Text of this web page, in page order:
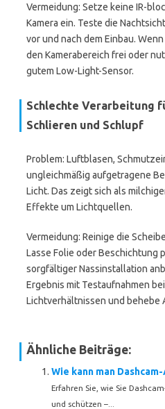
Vermeidung: Setze keine IR-
Kamera ein. Teste die
vor und nach dem Einbau.
den Kamerabereich frei oder
gutem Low-Light-Sensor.
Schlechte Verarbeitung
Schlieren und Schlupf
Problem: Luftblasen,
ungleichmäßig aufgetragene
Licht. Das zeigt sich als
Effekte um Lichtquellen.
Vermeidung: Reinige die
Lasse Folie oder Beschichtung
sorgfältiger Nassinstallation
Ergebnis mit Testaufnahmen
Lichtverhältnissen und behebe
Ähnliche Beiträge:
Wie kann man
Erfahren Sie, wie Sie
und schützen –...